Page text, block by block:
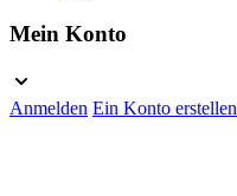
Mein Konto
Anmelden Ein Konto erstellen